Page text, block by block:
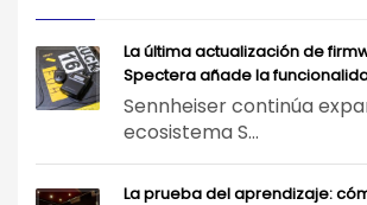
La última actualización de
Spectera añade la
Sennheiser continúa
ecosistema S...
La prueba del aprendizaje: